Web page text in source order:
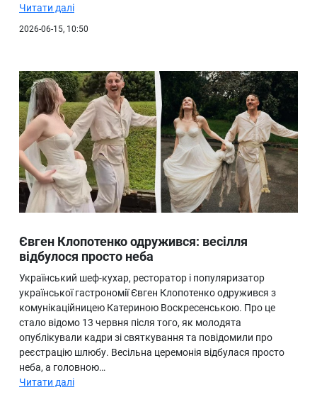
Читати далі
2026-06-15, 10:50
Євген Клопотенко одружився: весілля
відбулося просто неба
Український шеф-кухар, ресторатор і популяризатор
української гастрономії Євген Клопотенко одружився з
комунікаційницею Катериною Воскресенською. Про це
стало відомо 13 червня після того, як молодята
опублікували кадри зі святкування та повідомили про
реєстрацію шлюбу. Весільна церемонія відбулася просто
неба, а головною…
Читати далі